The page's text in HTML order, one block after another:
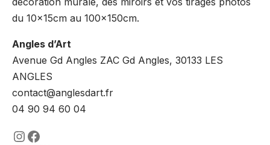
du 10x15cm au 100x150cm.
Angles d’Art
Avenue Gd Angles ZAC Gd Angles, 30133 LES
ANGLES
contact@anglesdart.fr
04 90 94 60 04
https://www.instagram.com/
https://www.facebook.com/